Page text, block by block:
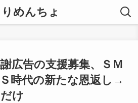
めんちょ
広告の支援募集、ＳＭ
時代の新たな恩返し→
け